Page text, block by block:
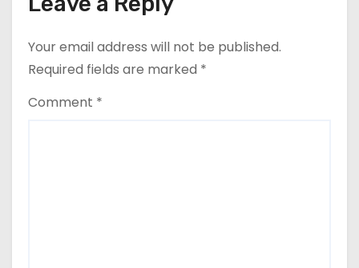
Your email address will not be published.
Required fields are marked *
Comment *